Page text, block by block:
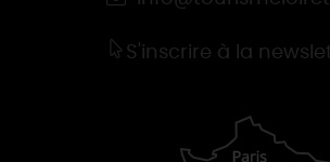
S'inscrire à la